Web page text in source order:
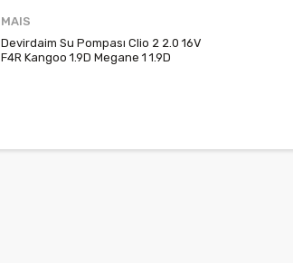
MAIS
Devirdaim Su Pompası Clio 2 2.0 16V
F4R Kangoo 1.9D Megane 1 1.9D